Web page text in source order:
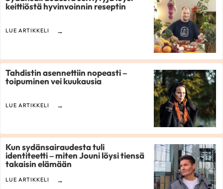
keittiöstä hyvinvoinnin reseptin
LUE ARTIKKELI
Tahdistin asennettiin nopeasti –
toipuminen vei kuukausia
LUE ARTIKKELI
Kun sydänsairaudesta tuli
identiteetti – miten Jouni löysi tiensä
takaisin elämään
LUE ARTIKKELI